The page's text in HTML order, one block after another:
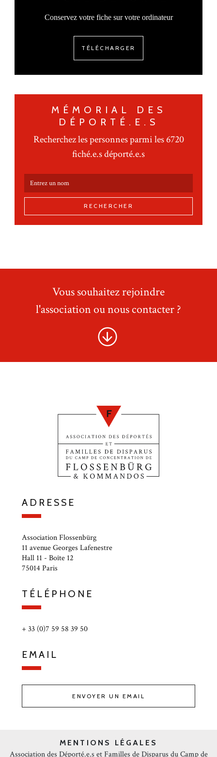
Conservez votre fiche sur votre ordinateur
TÉLÉCHARGER
MÉMORIAL DES
DÉPORTÉ.E.S
Recherchez les personnes parmi les 6720
fiché.e.s déporté.e.s
RECHERCHER
Vous souhaitez rejoindre
l'association ou nous contacter ?
ADRESSE
Association Flossenbürg
11 avenue Georges Lafenestre
Hall 11 - Boîte 12
75014 Paris
TÉLÉPHONE
+ 33 (0)7 59 58 39 50
EMAIL
ENVOYER UN EMAIL
MENTIONS LÉGALES
Association des Déporté.e.s et Familles de Disparus du Camp de